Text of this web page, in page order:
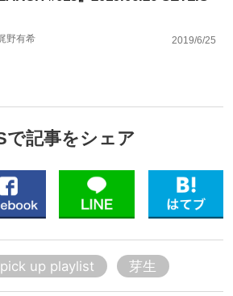
野有希 2019/6/25
で記事をシェア
up playlist 芽生